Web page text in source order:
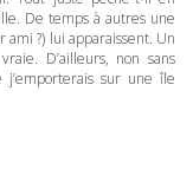
De temps à autres une
?) lui apparaissent. Un
D’ailleurs, non sans
sur une île